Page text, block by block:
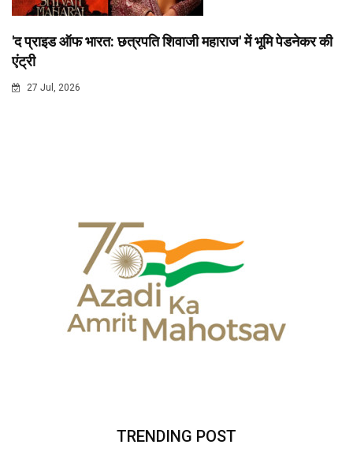
'द प्राइड ऑफ भारत: छत्रपति शिवाजी महाराज' में भूमि पेडनेकर की
एंट्री
27 Jul, 2026
TRENDING POST